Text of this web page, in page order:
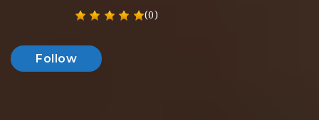
(0)
Follow